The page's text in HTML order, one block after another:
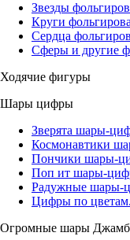
Звезды
Круги
Сердца
Сферы и другие
Ходячие фигуры
Шары цифры
Зверята шары-
Космонавтики
Пончики шары-
Поп ит шары-
Радужные шары-
Цифры по цветам.
Огромные шары